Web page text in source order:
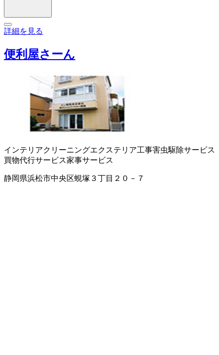
詳細を見る
便利屋さーん
インテリアクリーニングエクステリア工事害虫駆除サービス
買物代行サービス家事サービス
静岡県浜松市中央区蜆塚３丁目２０－７